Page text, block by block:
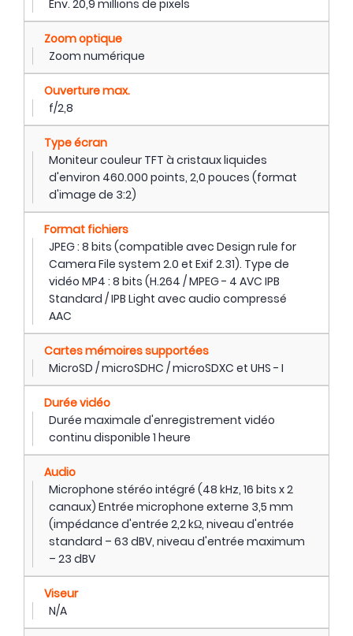
Env. 20,9 millions de pixels
Zoom optique
Zoom numérique
Ouverture max.
f/2,8
Type écran
Moniteur couleur TFT à cristaux liquides
d'environ 460.000 points, 2,0 pouces (format
d'image de 3:2)
Format fichiers
JPEG : 8 bits (compatible avec Design rule for
Camera File system 2.0 et Exif 2.31). Type de
vidéo MP4 : 8 bits (H.264 / MPEG - 4 AVC IPB
Standard / IPB Light avec audio compressé
AAC
Cartes mémoires supportées
MicroSD / microSDHC / microSDXC et UHS - I
Durée vidéo
Durée maximale d'enregistrement vidéo
continu disponible 1 heure
Audio
Microphone stéréo intégré (48 kHz, 16 bits x 2
canaux) Entrée microphone externe 3,5 mm
(impédance d'entrée 2,2 kΩ, niveau d'entrée
standard – 63 dBV, niveau d'entrée maximum
– 23 dBV
Viseur
N/A